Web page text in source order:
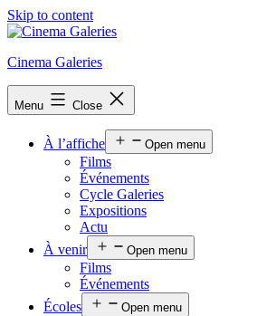
Skip to content
Cinema Galeries
Menu Close
À l’affiche Open menu
Films
Événements
Cycle Galeries
Expositions
Actu
À venir
Open menu
Films
Événements
Écoles
Open menu